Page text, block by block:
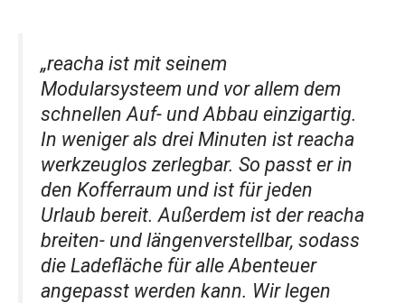
„reacha ist mit seinem
Modularsysteem und vor allem dem
schnellen Auf- und Abbau einzigartig.
In weniger als drei Minuten ist reacha
werkzeuglos zerlegbar. So passt er in
den Kofferraum und ist für jeden
Urlaub bereit. Außerdem ist der reacha
breiten- und längenverstellbar, sodass
die Ladefläche für alle Abenteuer
angepasst werden kann. Wir legen